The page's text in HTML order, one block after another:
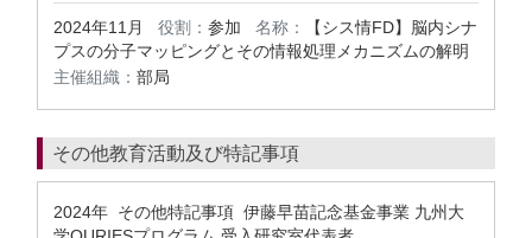
2024年11月 役割： 参加 名称：
【シス情FD】脳内シナ
プスの分子マッピングとその情報処理メカニズムの解明
主催組織： 部局
その他教育活動及び特記事項
2024年 その他特記事項 伊藤早苗記念基金事業 九州大